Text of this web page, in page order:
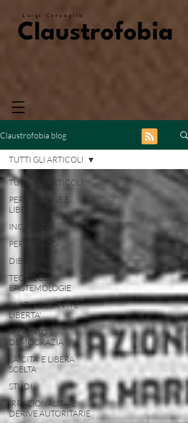
Luigi Corvaglia
Claustrofobia
Claustrofobia blog
TUTTI GLI ARTICOLI
PERSUASIONE E
LIBERTA'
INCHIESTE
PERSONAGGI
DIBATTITI
TEORIE ED
EPISTEMOLOGIE
CULTI ABUSANTI E
LIBERTA'
MERCATO E
DEMOCRAZIA
LAICITA' E LIBERA
SCELTA
STUDI
IRRAZIONALITA' E
DERIVE AUTORITARIE
TUTTI GLI ARTICOLI